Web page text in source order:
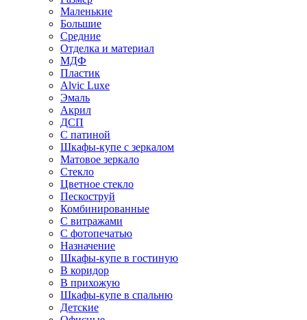
Маленькие
Большие
Средние
Отделка и материал
МДФ
Пластик
Alvic Luxe
Эмаль
Акрил
ДСП
С патиной
Шкафы-купе с зеркалом
Матовое зеркало
Стекло
Цветное стекло
Пескоструй
Комбинированные
С витражами
С фотопечатью
Назначение
Шкафы-купе в гостиную
В коридор
В прихожую
Шкафы-купе в спальню
Детские